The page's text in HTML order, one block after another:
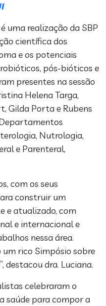
uma realização da SBP
científica dos
e os potenciais
pós-bióticos e
presentes na sessão
Helena Targa,
Gilda Porta e Rubens
Nutrologia,
e Parenteral,
com os seus
construir um
e atualizado, com
e internacional e
nessa área.
rico Simpósio sobre
destacou dra. Luciana.
celebraram o
saúde para compor a